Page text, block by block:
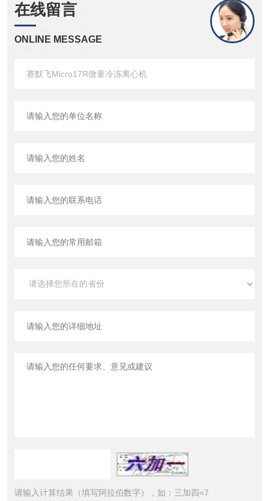
在线留言
ONLINE MESSAGE
请输入计算结果（填写阿拉伯数字），如：三加四=7